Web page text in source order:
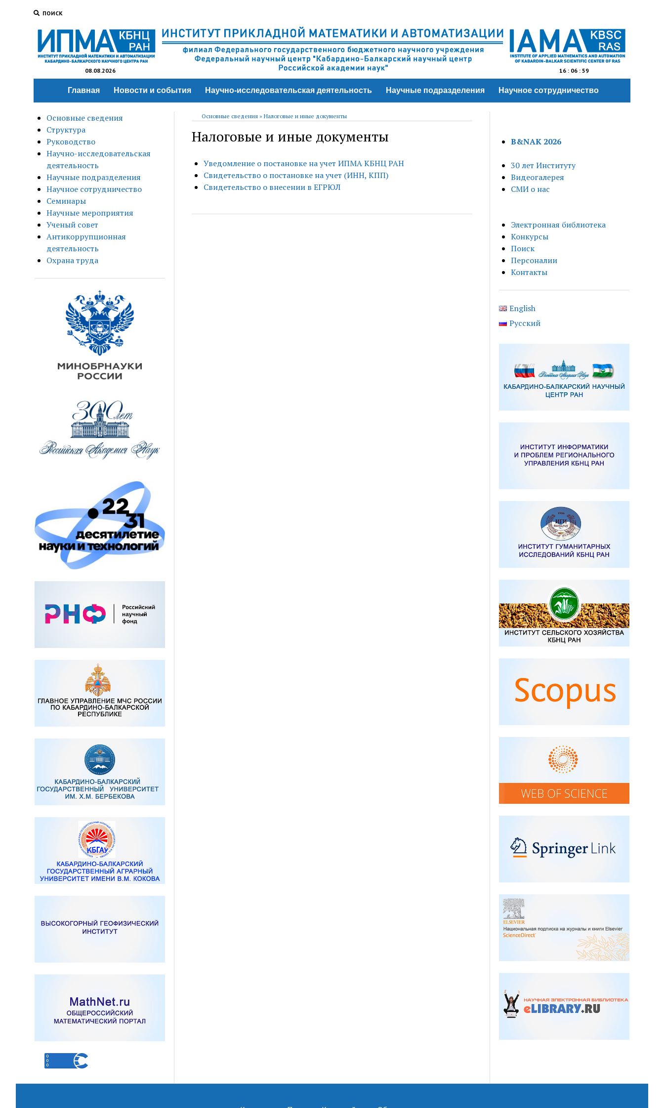
ПОИСК
08.08.2026 16 : 06 : 59
Главная Новости и события Научно-исследовательская деятельность Научные подразделения Научное сотрудничество
Основные сведения
Структура
Руководство
Научно-исследовательская
деятельность
Научные подразделения
Научное сотрудничество
Семинары
Научные мероприятия
Ученый совет
Антикоррупционная
деятельность
Охрана труда
Основные сведения» Налоговые и иные документы
Налоговые и иные документы
Уведомление о постановке на учет ИПМА КБНЦ РАН
Свидетельство о постановке на учет (ИНН, КПП)
Свидетельство о внесении в ЕГРЮЛ
B&NAK 2026
30 лет Институту
Видеогалерея
СМИ о нас
Электронная библиотека
Конкурсы
Поиск
Персоналии
Контакты
English
Русский